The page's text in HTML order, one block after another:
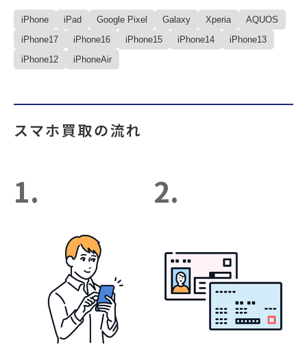
iPhone iPad Google Pixel Galaxy Xperia
AQUOS
iPhone17
iPhone16 iPhone15 iPhone14
iPhone13
iPhone12
iPhoneAir
スマホ買取の流れ
1. 2.